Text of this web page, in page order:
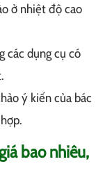
ở nhiệt độ cao
các dụng cụ có
ý kiến của bác
bao nhiêu,